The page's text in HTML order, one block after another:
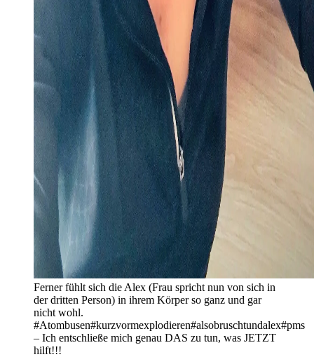
Ferner fühlt sich die Alex (Frau spricht nun von sich in
der dritten Person) in ihrem Körper so ganz und gar
nicht wohl.
#Atombusen#kurzvormexplodieren#alsobruschtundalex#pms
– Ich entschließe mich genau DAS zu tun, was JETZT
hilft!!!